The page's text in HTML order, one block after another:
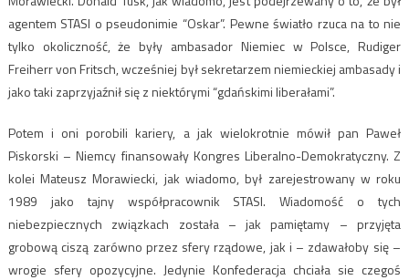
agentem STASI o pseudonimie “Oskar”. Pewne światło rzuca na to nie
tylko okoliczność, że były ambasador Niemiec w Polsce, Rudiger
Freiherr von Fritsch, wcześniej był sekretarzem niemieckiej ambasady i
jako taki zaprzyjaźnił się z niektórymi “gdańskimi liberałami”.
Potem i oni porobili kariery, a jak wielokrotnie mówił pan Paweł
Piskorski – Niemcy finansowały Kongres Liberalno-Demokratyczny. Z
kolei Mateusz Morawiecki, jak wiadomo, był zarejestrowany w roku
1989 jako tajny współpracownik STASI. Wiadomość o tych
niebezpiecznych związkach została – jak pamiętamy – przyjęta
grobową ciszą zarówno przez sfery rządowe, jak i – zdawałoby się –
wrogie sfery opozycyjne. Jedynie Konfederacja chciała sie czegoś